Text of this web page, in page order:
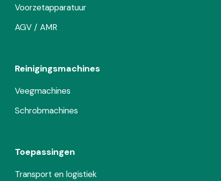
Voorzetapparatuur
AGV / AMR
Reinigingsmachines
Veegmachines
Schrobmachines
Toepassingen
Transport en logistiek